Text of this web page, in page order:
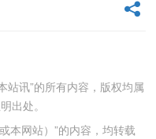
站讯”的所有内容，版权均属
出处。
本网站）”的内容，均转载